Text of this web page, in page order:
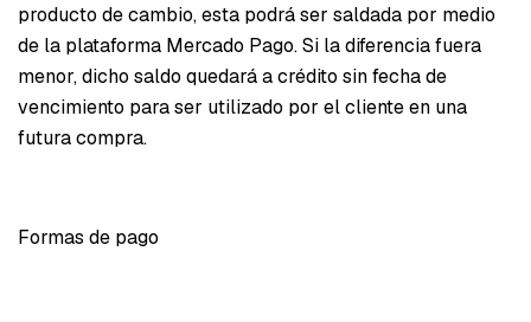
producto de cambio, esta podrá ser saldada por medio
de la plataforma Mercado Pago. Si la diferencia fuera
menor, dicho saldo quedará a crédito sin fecha de
vencimiento para ser utilizado por el cliente en una
futura compra.
Formas de pago​